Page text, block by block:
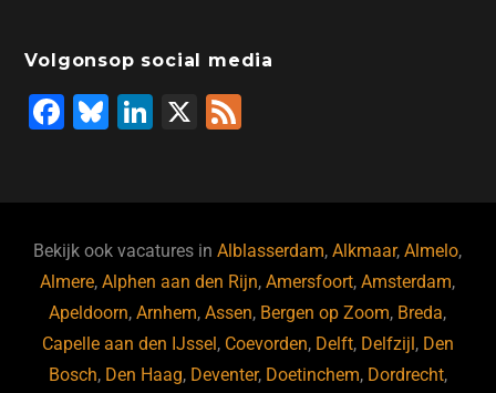
Volgonsop social media
F
b
o
o
k
Bl
ky
Li
dI
n
X
Bekijk ook vacatures inAlblasserdam,Alkmaar,Almelo,
Almere,Alphen aan den Rijn,Amersfoort,Amsterdam,
Apeldoorn,Arnhem,Assen, Bergen op Zoom, Breda,
Capelle aan den IJssel, Coevorden, Delft, Delfzijl, Den
Bosch, Den Haag, Deventer, Doetinchem, Dordrecht,